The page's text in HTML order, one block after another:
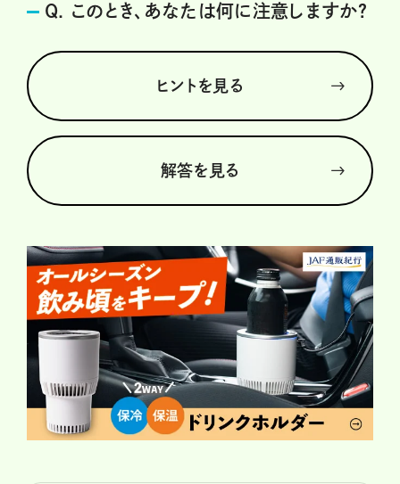
Q. このとき、あなたは何に注意しますか？
ヒントを見る
解答を見る